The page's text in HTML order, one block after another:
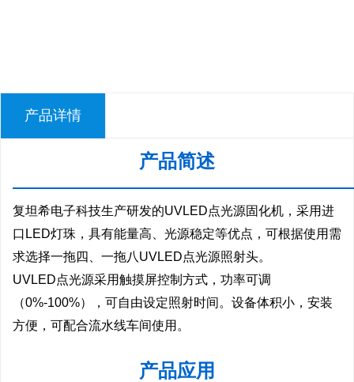
产品详情
产品简述
复坦希电子科技生产研发的UVLED点光源固化机，采用进
口LED灯珠，具有能量高、光源稳定等优点，可根据使用需
求选择一拖四、一拖八UVLED点光源照射头。
UVLED点光源采用触摸屏控制方式，功率可调
（0%-100%），可自由设定照射时间。设备体积小，安装
方便，可配合流水线车间使用。
产品应用